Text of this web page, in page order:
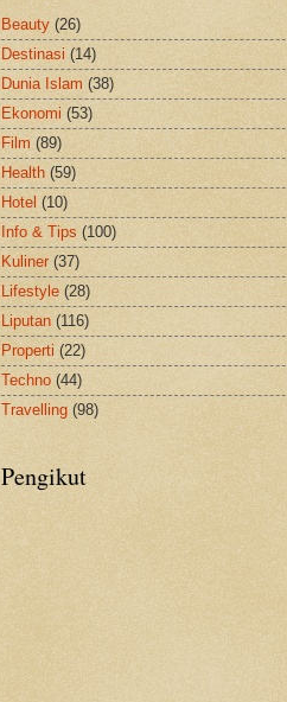
Beauty (26)
Destinasi (14)
Dunia Islam (38)
Ekonomi (53)
Film (89)
Health (59)
Hotel (10)
Info & Tips (100)
Kuliner (37)
Lifestyle (28)
Liputan (116)
Properti (22)
Techno (44)
Travelling (98)
Pengikut